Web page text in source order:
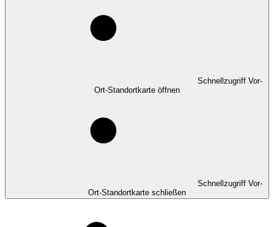
Schnellzugriff Vor-
Ort-Standortkarte öffnen
Schnellzugriff Vor-
Ort-Standortkarte schließen